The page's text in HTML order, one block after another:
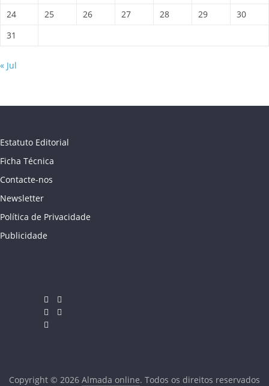
24
25 26 27 28 29
30
31
« Jul
Estatuto Editorial
Ficha Técnica
Contacte-nos
Newsletter
Política de Privacidade
Publicidade
Copyright © 2026 Almada online. Todos os direitos reservados